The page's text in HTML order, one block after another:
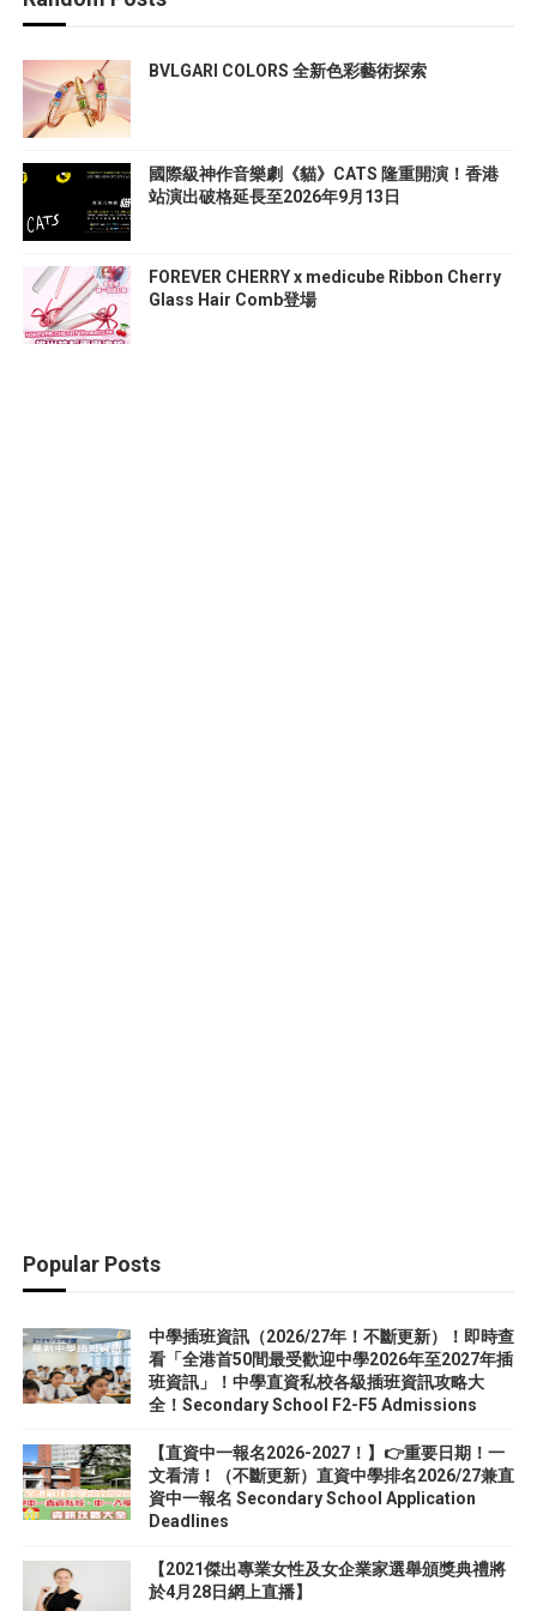
BVLGARI COLORS 全新色彩藝術探索
國際級神作音樂劇《貓》CATS 隆重開演！香港
站演出破格延長至2026年9月13日
FOREVER CHERRY x medicube Ribbon Cherry
Glass Hair Comb登場
Popular Posts
中學插班資訊（2026/27年！不斷更新）！即時查
看「全港首50間最受歡迎中學2026年至2027年插
班資訊」！中學直資私校各級插班資訊攻略大
全！Secondary School F2-F5 Admissions
【直資中一報名2026-2027！】👉重要日期！一
文看清！（不斷更新）直資中學排名2026/27兼直
資中一報名 Secondary School Application
Deadlines
【2021傑出專業女性及女企業家選舉頒獎典禮將
於4月28日網上直播】